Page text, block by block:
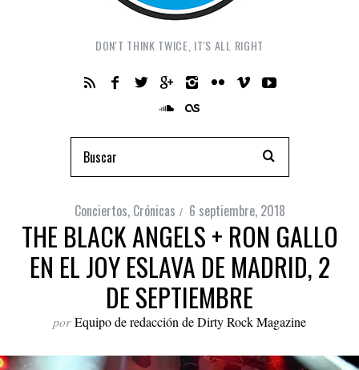
DON'T THINK TWICE, IT'S ALL RIGHT
Conciertos, Crónicas 6 septiembre, 2018
THE BLACK ANGELS + RON GALLO
EN EL JOY ESLAVA DE MADRID, 2
DE SEPTIEMBRE
por Equipo de redacción de Dirty Rock Magazine